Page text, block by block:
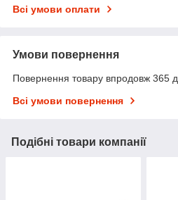
Всі умови оплати
Умови повернення
Повернення товару впродовж 365
Всі умови повернення
Подібні товари компанії